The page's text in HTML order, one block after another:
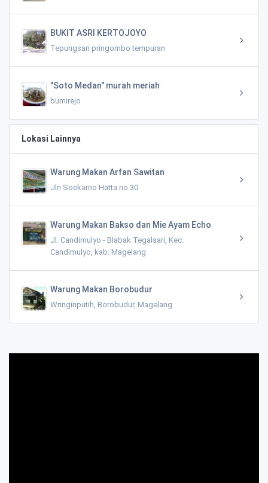
BUKIT ASRI KERTOJOYO
Tepungsari pringombo tempuran
"Soto Medan" murah meriah
bumirejo
Lokasi Lainnya
Warung Makan Arfan Sawitan
Jln Soekarno Hatta no 30
Warung Makan Bakso dan Mie Ayam Echo
Jl. Candimulyo - Blabak Tegalsari, Kec.
Candimulyo, kab. Magelang
Warung Makan Borobudur
Wringinputih, Borobudur, Magelang